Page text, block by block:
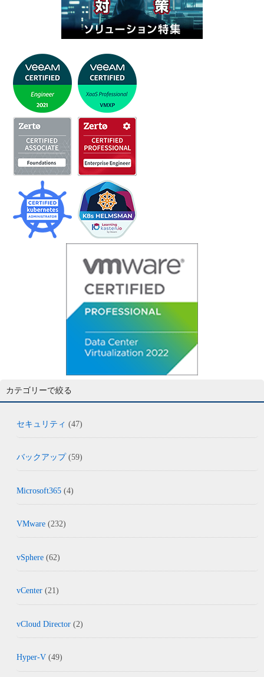
カテゴリーで絞る
セキュリティ (47)
バックアップ(59)
Microsoft365 (4)
VMware (232)
vSphere (62)
vCenter (21)
vCloud Director (2)
Hyper-V (49)